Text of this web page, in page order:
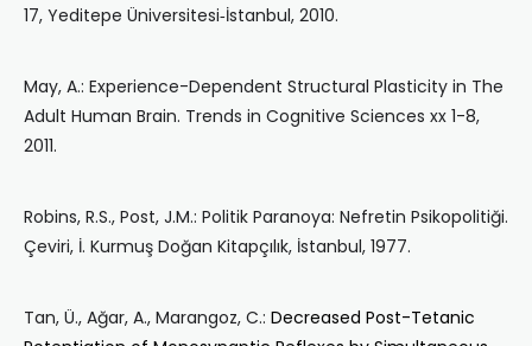
17, Yeditepe Üniversitesi‐İstanbul, 2010.
May, A.: Experience-Dependent Structural Plasticity in The
Adult Human Brain. Trends in Cognitive Sciences xx 1-8,
2011.
Robins, R.S., Post, J.M.: Politik Paranoya: Nefretin Psikopolitiği.
Çeviri, İ. Kurmuş Doğan Kitapçılık, İstanbul, 1977.
Tan, Ü., Ağar, A., Marangoz, C.: Decreased Post-Tetanic